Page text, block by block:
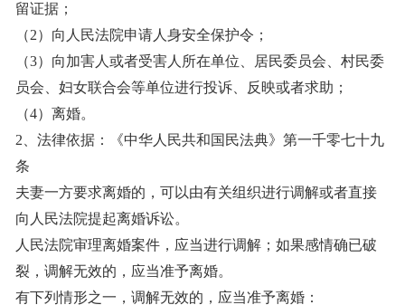
留证据；
（2）向人民法院申请人身安全保护令；
（3）向加害人或者受害人所在单位、居民委员会、村民委
员会、妇女联合会等单位进行投诉、反映或者求助；
（4）离婚。
2、法律依据：《中华人民共和国民法典》第一千零七十九
条
夫妻一方要求离婚的，可以由有关组织进行调解或者直接
向人民法院提起离婚诉讼。
人民法院审理离婚案件，应当进行调解；如果感情确已破
裂，调解无效的，应当准予离婚。
有下列情形之一，调解无效的，应当准予离婚：